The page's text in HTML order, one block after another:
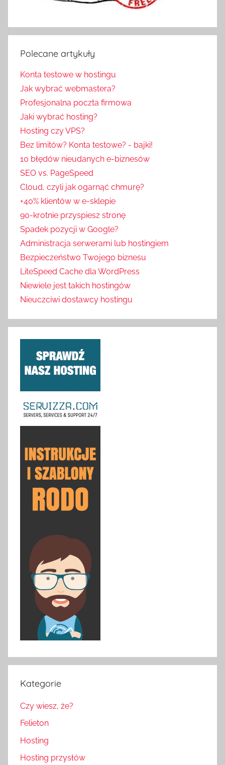
Polecane artykuły
Konta testowe w hostingu
Jak wybrać webmastera?
Profesjonalna poczta firmowa
Jaki wybrać hosting?
Hosting czy VPS?
Bez limitów? Konta testowe? - bajki!
10 błędów nieudanych e-biznesów
SEO vs. PageSpeed
Cloud, czyli jak ogarnąć chmurę?
+40% klientów w e-sklepie
90-krotnie przyspiesz stronę
Spadek pozycji w Google?
Administracja serwerami lub hostingiem
Bezpieczeństwo Twojego biznesu
LiteSpeed Cache dla WordPress
Niewiele jest takich hostingów
Nieuczciwi dostawcy hostingu
Kategorie
Czy wiesz, że?
Felieton
Hosting
Hosting przysłów